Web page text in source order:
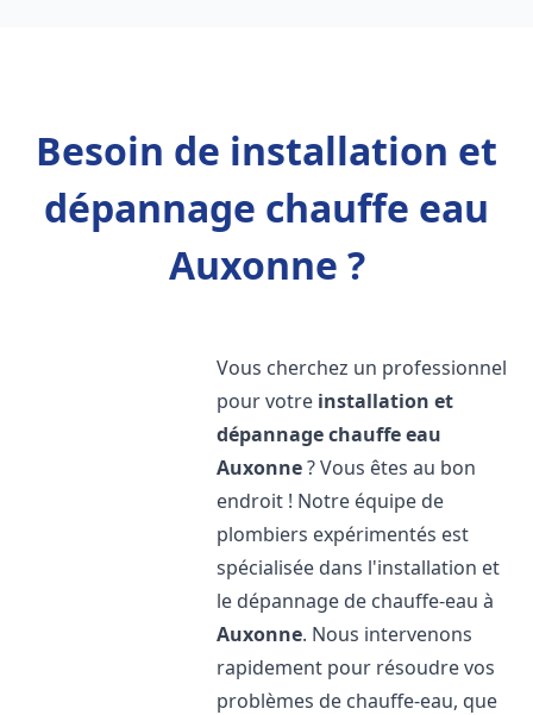
Besoin de installation et
dépannage chauffe eau
Auxonne ?
Vous cherchez un professionnel
pour votre installation et
dépannage chauffe eau
Auxonne? Vous êtes au bon
endroit ! Notre équipe de
plombiers expérimentés est
spécialisée dans l'installation et
le dépannage de chauffe-eau à
Auxonne. Nous intervenons
rapidement pour résoudre vos
problèmes de chauffe-eau, que